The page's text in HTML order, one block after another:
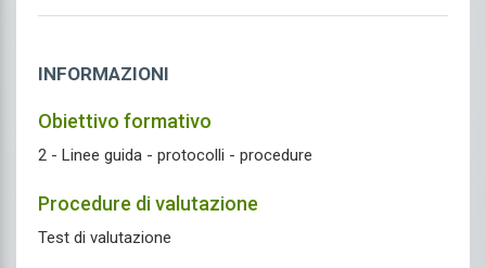
INFORMAZIONI
Obiettivo formativo
2 - Linee guida - protocolli - procedure
Procedure di valutazione
Test di valutazione